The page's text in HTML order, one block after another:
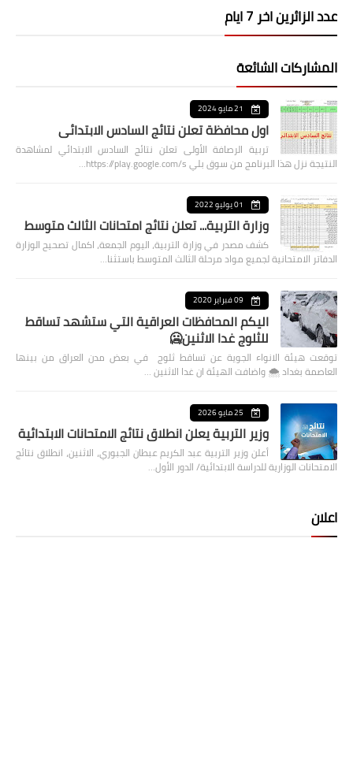
عدد الزائرين اخر 7 ايام
المشاركات الشائعة
21 مايو 2024
اول محافظة تعلن نتائج السادس الابتدائي
تربية الرصافة الأولى تعلن نتائج السادس الابتدائي لمشاهدة
النتيجة نزل هذا البرنامج من سوق بلي https://play.google.com/s…
01 يوليو 2022
وزارة التربية... تعلن نتائج امتحانات الثالث متوسط
كشف مصدر في وزارة التربية، اليوم الجمعة، اكمال تصحيح الوزارة
الدفاتر الامتحانية لجميع مواد مرحلة الثالث المتوسط باستثنا…
09 فبراير 2020
اليكم المحافظات العراقية التي ستشهد تساقط
للثلوج غدا الاثنين🥶
توقعت هيئة الانواء الجوية عن تساقط ثلوج في بعض مدن العراق من بينها
العاصمة بغداد ⁦🌨️⁩ واضافت الهيئة ان غدا الاثنين …
25 مايو 2026
وزير التربية يعلن انطلاق نتائج الامتحانات الابتدائية
أعلن وزير التربية عبد الكريم عبطان الجبوري، الاثنين، انطلاق نتائج
الامتحانات الوزارية للدراسة الابتدائية/ الدور الأول…
اعلان